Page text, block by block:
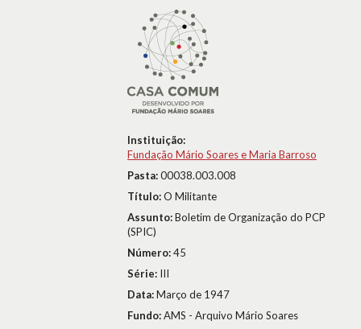
Instituição:
Fundação Mário Soares e Maria Barroso
Pasta:00038.003.008
Título:O Militante
Assunto:Boletim de Organização do PCP
(SPIC)
Número:45
Série: III
Data:Março de 1947
Fundo:AMS - Arquivo Mário Soares